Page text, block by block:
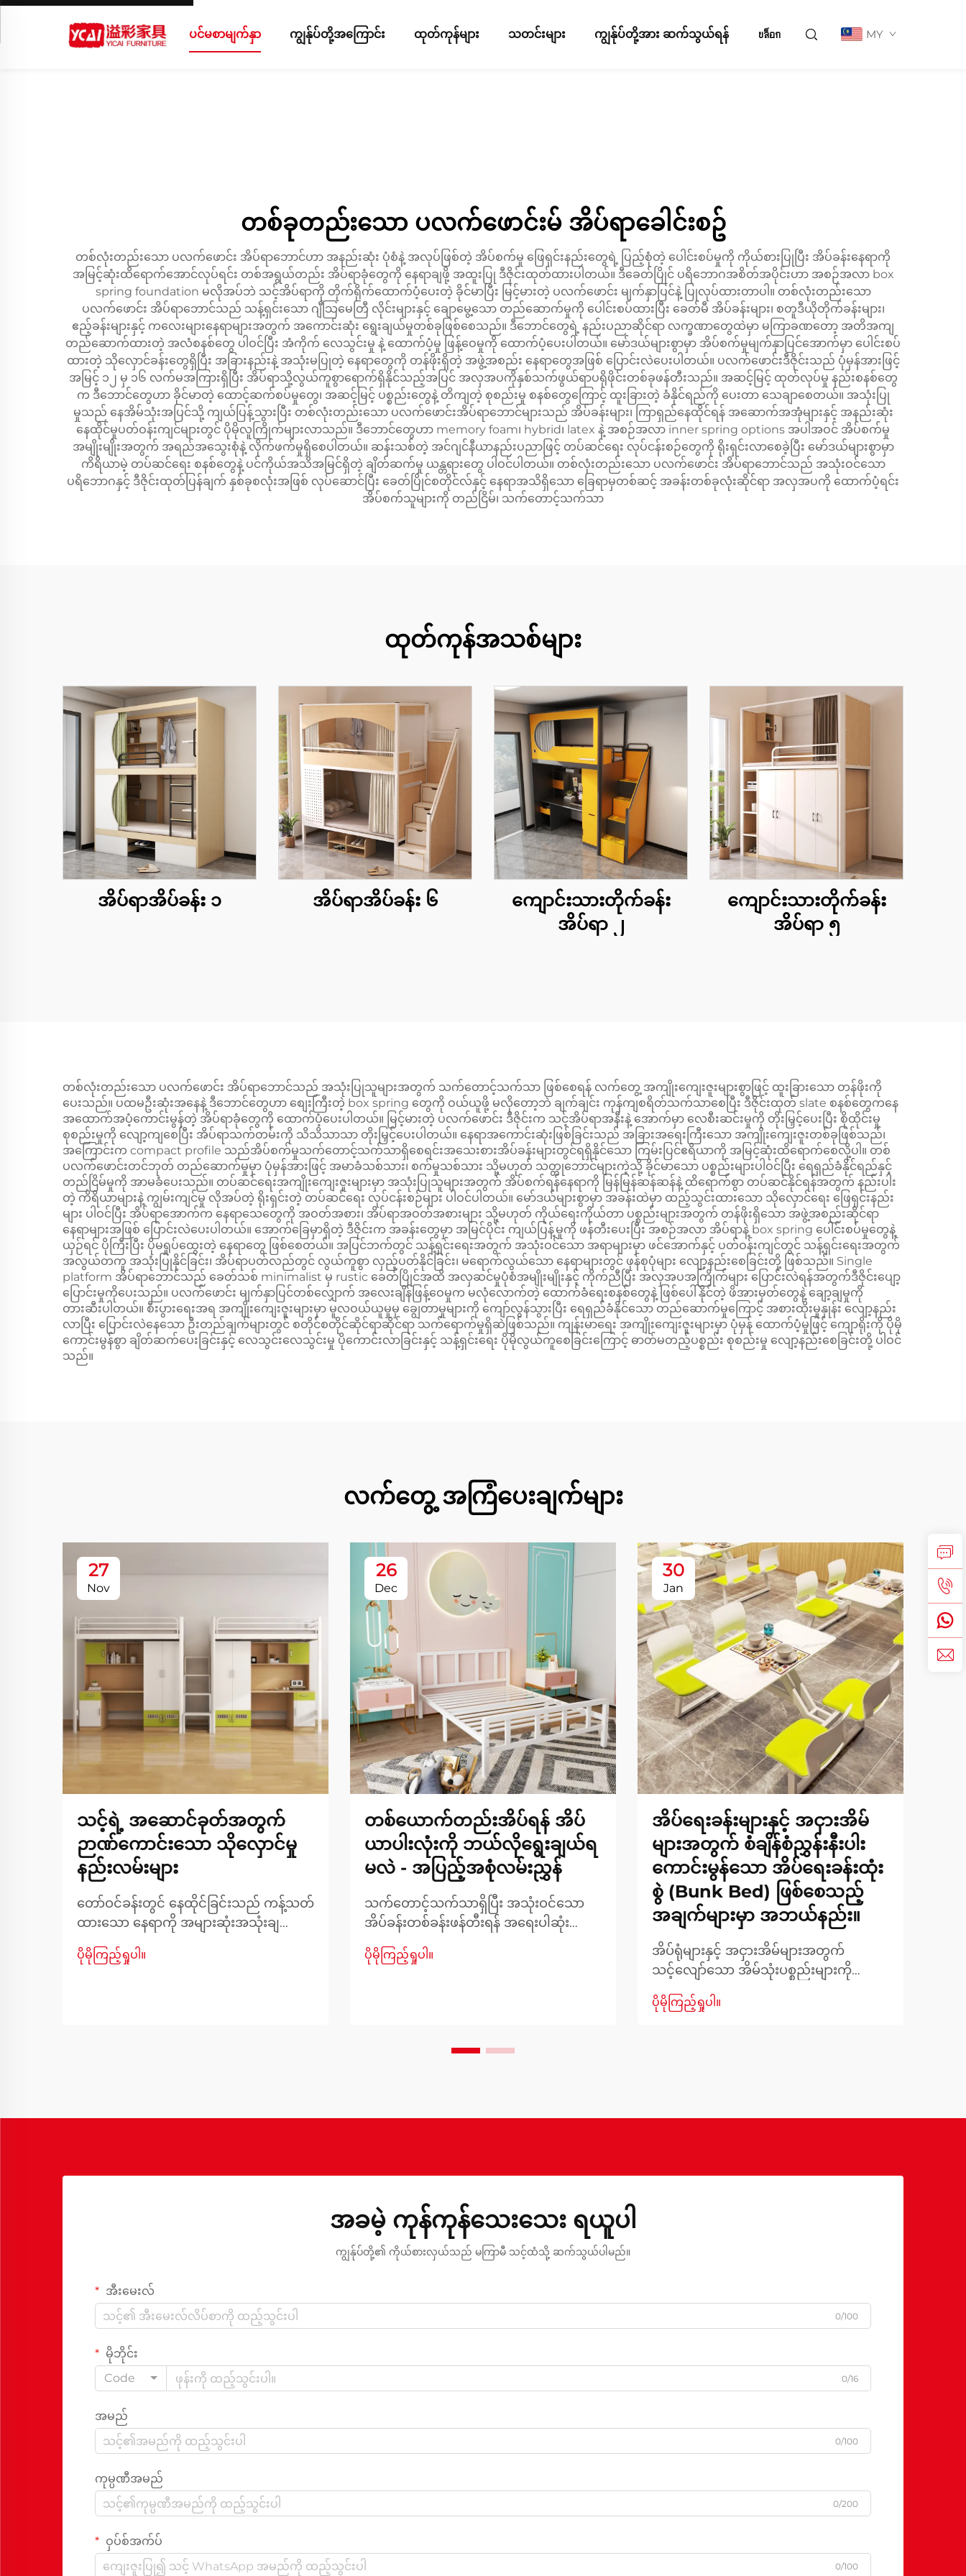
ပင်မစာမျက်နှာ ကျွန်ုပ်တို့အကြောင်း ထုတ်ကုန်များ သတင်းများ ကျွန်ုပ်တို့အား ဆက်သွယ်ရန် บล็อก MY
တစ်ခုတည်းသော ပလက်ဖောင်းမ် အိပ်ရာခေါင်းစဥ်
တစ်လုံးတည်းသော ပလက်ဖောင်း အိပ်ရာဘောင်ဟာ အနည်းဆုံး ပုံစံနဲ့ အလုပ်ဖြစ်တဲ့ အိပ်စက်မှု ဖြေရှင်းနည်းတွေရဲ့ ပြည့်စုံတဲ့ ပေါင်းစပ်မှုကို ကိုယ်စားပြုပြီး အိပ်ခန်းနေရာကို
အမြင့်ဆုံးထိရောက်အောင်လုပ်ရင်း တစ်အရွယ်တည်း အိပ်ရာခုံတွေကို နေရာချဖို့ အထူးပြု ဒီဇိုင်းထုတ်ထားပါတယ်။ ဒီခေတ်ပြိုင် ပရိဘောဂအစိတ်အပိုင်းဟာ အစဉ်အလာ box
spring foundation မလိုအပ်ဘဲ သင့်အိပ်ရာကို တိုက်ရိုက်ထောက်ပံ့ပေးတဲ့ ခိုင်မာပြီး မြင့်မားတဲ့ ပလက်ဖောင်း မျက်နှာပြင်နဲ့ ပြုလုပ်ထားတာပါ။ တစ်လုံးတည်းသော
ပလက်ဖောင်း အိပ်ရာဘောင်သည် သန့်ရှင်းသော ဂျီသြမေတြီ လိုင်းများနှင့် ချောမွေ့သော တည်ဆောက်မှုကို ပေါင်းစပ်ထားပြီး ခေတ်မီ အိပ်ခန်းများ၊ စတူဒီယိုတိုက်ခန်းများ၊
ဧည့်ခန်းများနှင့် ကလေးများနေရာများအတွက် အကောင်းဆုံး ရွေးချယ်မှုတစ်ခုဖြစ်စေသည်။ ဒီဘောင်တွေရဲ့ နည်းပညာဆိုင်ရာ လက္ခဏာတွေထဲမှာ မကြာခဏတော့ အတိအကျ
တည်ဆောက်ထားတဲ့ အလံစနစ်တွေ ပါဝင်ပြီး အံကိုက် လေသွင်းမှု နဲ့ ထောက်ပံ့မှု ဖြန့်ဝေမှုကို ထောက်ပံ့ပေးပါတယ်။ မော်ဒယ်များစွာမှာ အိပ်စက်မှုမျက်နှာပြင်အောက်မှာ ပေါင်းစပ်
ထားတဲ့ သိုလှောင်ခန်းတွေရှိပြီး အခြားနည်းနဲ့ အသုံးမပြုတဲ့ နေရာတွေကို တန်ဖိုးရှိတဲ့ အဖွဲ့အစည်း နေရာတွေအဖြစ် ပြောင်းလဲပေးပါတယ်။ ပလက်ဖောင်းဒီဇိုင်းသည် ပုံမှန်အားဖြင့်
အမြင့် ၁၂ မှ ၁၆ လက်မအကြားရှိပြီး အိပ်ရာသို့လွယ်ကူစွာရောက်ရှိနိုင်သည့်အပြင် အလှအပကိုနှစ်သက်ဖွယ်ရာပရိုဖိုင်းတစ်ခုဖန်တီးသည်။ အဆင့်မြင့် ထုတ်လုပ်မှု နည်းစနစ်တွေ
က ဒီဘောင်တွေဟာ ခိုင်မာတဲ့ ထောင့်ဆက်စပ်မှုတွေ၊ အဆင့်မြင့် ပစ္စည်းတွေနဲ့ တိကျတဲ့ စုစည်းမှု စနစ်တွေကြောင့် ထူးခြားတဲ့ ခံနိုင်ရည်ကို ပေးတာ သေချာစေတယ်။ အသုံးပြု
မှုသည် နေအိမ်သုံးအပြင်သို့ ကျယ်ပြန့်သွားပြီး တစ်လုံးတည်းသော ပလက်ဖောင်းအိပ်ရာဘောင်များသည် အိပ်ခန်းများ၊ ကြာရှည်နေထိုင်ရန် အဆောက်အအုံများနှင့် အနည်းဆုံး
နေထိုင်မှုပတ်ဝန်းကျင်များတွင် ပိုမိုလူကြိုက်များလာသည်။ ဒီဘောင်တွေဟာ memory foam၊ hybrid၊ latex နဲ့ အစဉ်အလာ inner spring options အပါအဝင် အိပ်စက်မှု
အမျိုးမျိုးအတွက် အရည်အသွေးစုံနဲ့ လိုက်ဖက်မှုရှိစေပါတယ်။ ဆန်းသစ်တဲ့ အင်ဂျင်နီယာနည်းပညာဖြင့် တပ်ဆင်ရေး လုပ်ငန်းစဉ်တွေကို ရိုးရှင်းလာစေခဲ့ပြီး မော်ဒယ်များစွာမှာ
ကိရိယာမဲ့ တပ်ဆင်ရေး စနစ်တွေနဲ့ ပင်ကိုယ်အသိအမြင်ရှိတဲ့ ချိတ်ဆက်မှု ယန္တရားတွေ ပါဝင်ပါတယ်။ တစ်လုံးတည်းသော ပလက်ဖောင်း အိပ်ရာဘောင်သည် အသုံးဝင်သော
ပရိဘောဂနှင့် ဒီဇိုင်းထုတ်ပြန်ချက် နှစ်ခုစလုံးအဖြစ် လုပ်ဆောင်ပြီး ခေတ်ပြိုင်စတိုင်လ်နှင့် နေရာအသိရှိသော ခြေရာမှတစ်ဆင့် အခန်းတစ်ခုလုံးဆိုင်ရာ အလှအပကို ထောက်ပံ့ရင်း
အိပ်စက်သူများကို တည်ငြိမ်၊ သက်တောင့်သက်သာ
ထုတ်ကုန်အသစ်များ
အိပ်ရာအိပ်ခန်း ၁ အိပ်ရာအိပ်ခန်း ၆
ကျောင်းသားတိုက်ခန်း
အိပ်ရာ ၂
ကျောင်းသားတိုက်ခန်း
အိပ်ရာ ၅
တစ်လုံးတည်းသော ပလက်ဖောင်း အိပ်ရာဘောင်သည် အသုံးပြုသူများအတွက် သက်တောင့်သက်သာ ဖြစ်စေရန် လက်တွေ့ အကျိုးကျေးဇူးများစွာဖြင့် ထူးခြားသော တန်ဖိုးကို
ပေးသည်။ ပထမဦးဆုံးအနေနဲ့ ဒီဘောင်တွေဟာ စျေးကြီးတဲ့ box spring တွေကို ဝယ်ယူဖို့ မလိုတော့ဘဲ ချက်ချင်း ကုန်ကျစရိတ်သက်သာစေပြီး ဒီဇိုင်းထုတ် slate စနစ်တွေကနေ
အထောက်အပံ့ကောင်းမွန်တဲ့ အိပ်ရာခုံတွေကို ထောက်ပံ့ပေးပါတယ်။ မြင့်မားတဲ့ ပလက်ဖောင်း ဒီဇိုင်းက သင့်အိပ်ရာအနီးနဲ့ အောက်မှာ လေစီးဆင်းမှုကို တိုးမြှင့်ပေးပြီး စိုထိုင်းမှု
စုစည်းမှုကို လျော့ကျစေပြီး အိပ်ရာသက်တမ်းကို သိသိသာသာ တိုးမြှင့်ပေးပါတယ်။ နေရာအကောင်းဆုံးဖြစ်ခြင်းသည် အခြားအရေးကြီးသော အကျိုးကျေးဇူးတစ်ခုဖြစ်သည်၊
အကြောင်းက compact profile သည်အိပ်စက်မှုသက်တောင့်သက်သာရှိစေရင်းအသေးစားအိပ်ခန်းများတွင်ရရှိနိုင်သော ကြမ်းပြင်ဧရိယာကို အမြင့်ဆုံးထိရောက်စေလို့ပါ။ တစ်
ပလက်ဖောင်းတင်ဘုတ် တည်ဆောက်မှုမှာ ပုံမှန်အားဖြင့် အမာခံသစ်သား၊ စက်မှုသစ်သား သို့မဟုတ် သတ္တုဘောင်များကဲ့သို့ ခိုင်မာသော ပစ္စည်းများပါဝင်ပြီး ရေရှည်ခံနိုင်ရည်နှင့်
တည်ငြိမ်မှုကို အာမခံပေးသည်။ တပ်ဆင်ရေးအကျိုးကျေးဇူးများမှာ အသုံးပြုသူများအတွက် အိပ်စက်ရန်နေရာကို မြန်မြန်ဆန်ဆန်နဲ့ ထိရောက်စွာ တပ်ဆင်နိုင်ရန်အတွက် နည်းပါး
တဲ့ ကိရိယာများနဲ့ ကျွမ်းကျင်မှု လိုအပ်တဲ့ ရိုးရှင်းတဲ့ တပ်ဆင်ရေး လုပ်ငန်းစဉ်များ ပါဝင်ပါတယ်။ မော်ဒယ်များစွာမှာ အခန်းထဲမှာ ထည့်သွင်းထားသော သိုလှောင်ရေး ဖြေရှင်းနည်း
များ ပါဝင်ပြီး အိပ်ရာအောက်က နေရာသေတွေကို အဝတ်အစား၊ အိပ်ရာအဝတ်အစားများ သို့မဟုတ် ကိုယ်ရေးကိုယ်တာ ပစ္စည်းများအတွက် တန်ဖိုးရှိသော အဖွဲ့အစည်းဆိုင်ရာ
နေရာများအဖြစ် ပြောင်းလဲပေးပါတယ်။ အောက်ခြေမှာရှိတဲ့ ဒီဇိုင်းက အခန်းတွေမှာ အမြင်ပိုင်း ကျယ်ပြန့်မှုကို ဖန်တီးပေးပြီး အစဉ်အလာ အိပ်ရာနဲ့ box spring ပေါင်းစပ်မှုတွေနဲ့
ယှဉ်ရင် ပိုကြီးပြီး ပိုမရှုပ်ထွေးတဲ့ နေရာတွေ ဖြစ်စေတယ်။ အပြင်ဘက်တွင် သန့်ရှင်းရေးအတွက် အသုံးဝင်သော အရာများမှာ ဖင်အောက်နှင့် ပတ်ဝန်းကျင်တွင် သန့်ရှင်းရေးအတွက်
အလွယ်တကူ အသုံးပြုနိုင်ခြင်း၊ အိပ်ရာပတ်လည်တွင် လွယ်ကူစွာ လှည့်ပတ်နိုင်ခြင်း၊ မရောက်လွယ်သော နေရာများတွင် ဖုန်စုပုံများ လျော့နည်းစေခြင်းတို့ ဖြစ်သည်။ Single
platform အိပ်ရာဘောင်သည် ခေတ်သစ် minimalist မှ rustic ခေတ်ပြိုင်အထိ အလှဆင်မှုပုံစံအမျိုးမျိုးနှင့် ကိုက်ညီပြီး အလှအပအကြိုက်များ ပြောင်းလဲရန်အတွက်ဒီဇိုင်းပျော့
ပြောင်းမှုကိုပေးသည်။ ပလက်ဖောင်း မျက်နှာပြင်တစ်လျှောက် အလေးချိန်ဖြန့်ဝေမှုက မလုံလောက်တဲ့ ထောက်ခံရေးစနစ်တွေနဲ့ ဖြစ်ပေါ်နိုင်တဲ့ ဖိအားမှတ်တွေနဲ့ ချော့ချမှုကို
တားဆီးပါတယ်။ စီးပွားရေးအရ အကျိုးကျေးဇူးများမှာ မူလဝယ်ယူမှုမှ ချွေတာမှုများကို ကျော်လွန်သွားပြီး ရေရှည်ခံနိုင်သော တည်ဆောက်မှုကြောင့် အစားထိုးမှုနှုန်း လျော့နည်း
လာပြီး ပြောင်းလဲနေသော ဦးတည်ချက်များတွင် စတိုင်စတိုင်ဆိုင်ရာဆိုင်ရာ သက်ရောက်မှုရှိဆဲဖြစ်သည်။ ကျန်းမာရေး အကျိုးကျေးဇူးများမှာ ပုံမှန် ထောက်ပံ့မှုဖြင့် ကျောရိုးကို ပိုမို
ကောင်းမွန်စွာ ချိတ်ဆက်ပေးခြင်းနှင့် လေသွင်းလေသွင်းမှု ပိုကောင်းလာခြင်းနှင့် သန့်ရှင်းရေး ပိုမိုလွယ်ကူစေခြင်းကြောင့် ဓာတ်မတည့်ပစ္စည်း စုစည်းမှု လျော့နည်းစေခြင်းတို့ ပါဝင်
သည်။
လက်တွေ့ အကြံပေးချက်များ
27
Nov
သင့်ရဲ့ အဆောင်ခုတ်အတွက်
ဉာဏ်ကောင်းသော သိုလှောင်မှု
နည်းလမ်းများ
တော်ဝင်ခန်းတွင် နေထိုင်ခြင်းသည် ကန့်သတ်
ထားသော နေရာကို အများဆုံးအသုံးချ
ပေါ်စေပြီး အိပ်စက်ရာနေရာအနီးတွင်
ပိုမိုကြည့်ရှုပါ။
26
Dec
တစ်ယောက်တည်းအိပ်ရန် အိပ်
ယာပါးလုံးကို ဘယ်လိုရွေးချယ်ရ
မလဲ - အပြည့်အစုံလမ်းညွှန်
သက်တောင့်သက်သာရှိပြီး အသုံးဝင်သော
အိပ်ခန်းတစ်ခန်းဖန်တီးရန် အရေးပါဆုံး
ခုံတင်ကို ရွေးချယ်ခြင်းဖြစ်ပါသည်။ သင့်
ပိုမိုကြည့်ရှုပါ။
30
Jan
အိပ်ရေးခန်းများနှင့် အငှားအိမ်
များအတွက် စံချိန်စံညွှန်းနီးပါး
ကောင်းမွန်သော အိပ်ရေးခန်းထုံး
စွဲ (Bunk Bed) ဖြစ်စေသည့်
အချက်များမှာ အဘယ်နည်း။
အိပ်ရုံများနှင့် အငှားအိမ်များအတွက်
သင့်လျော်သော အိမ်သုံးပစ္စည်းများကို
မှု ထိရောက်မှုနှင့် စုစုပေါင်းစုံစမ်းမှု တို့ကို
ပိုမိုကြည့်ရှုပါ။
အခမဲ့ ကုန်ကုန်သေးသေး ရယူပါ
ကျွန်ုပ်တို့၏ ကိုယ်စားလှယ်သည် မကြာမီ သင့်ထံသို့ ဆက်သွယ်ပါမည်။
အီးမေးလ်
0/100
မိုဘိုင်း
Code
0/16
အမည်
0/100
ကုမ္ပဏီအမည်
0/200
ဝှပ်စ်အက်ပ်
0/100